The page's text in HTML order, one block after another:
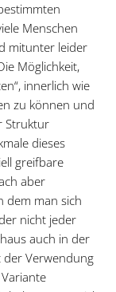
Menschen
mitunter leider
Möglichkeit,
innerlich wie
zu können und
Struktur
dieses
greifbare
aber
dem man sich
nicht jeder
auch in der
der Verwendung